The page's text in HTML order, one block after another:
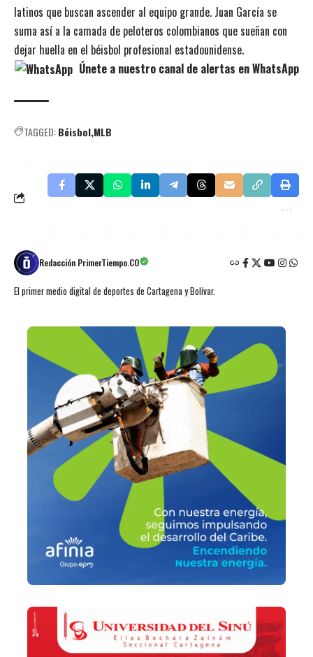
latinos que buscan ascender al equipo grande. Juan García se
suma así a la camada de peloteros colombianos que sueñan con
dejar huella en el béisbol profesional estadounidense.
Únete a nuestro canal de alertas en WhatsApp
TAGGED:Béisbol MLB
Redacción PrimerTiempo.CO
El primer medio digital de deportes de Cartagena y Bolívar.